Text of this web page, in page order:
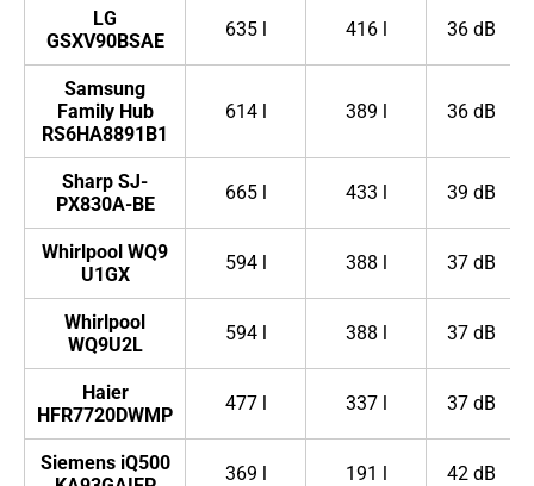
LG
GSXV90BSAE
635 l 416 l 36 dB
Samsung
Family Hub
RS6HA8891B1
614 l 389 l 36 dB
Sharp SJ-
PX830A-BE
665 l 433 l 39 dB
Whirlpool WQ9
U1GX
594 l 388 l 37 dB
Whirlpool
WQ9U2L
594 l 388 l 37 dB
Haier
HFR7720DWMP
477 l 337 l 37 dB
Siemens iQ500
369 l 191 l 42 dB